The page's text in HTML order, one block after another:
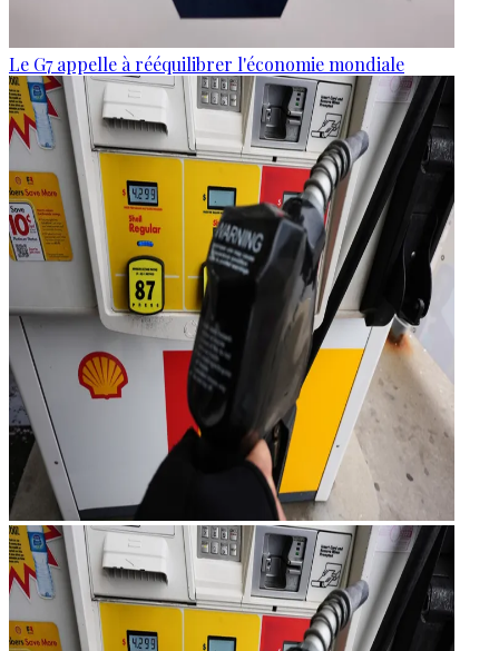
Le G7 appelle à rééquilibrer l'économie mondiale